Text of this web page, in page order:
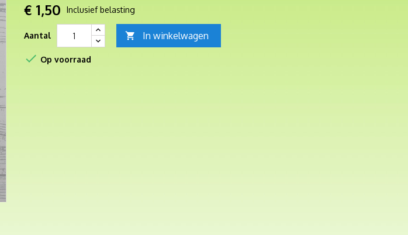
€ 1,50 Inclusief belasting
Aantal  In winkelwagen
 Op voorraad